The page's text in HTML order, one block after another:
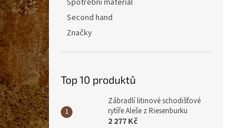
Spotřební materiál
Second hand
Značky
Top 10 produktů
Zábradlí litinové schodišťové
rytíře Aleše z Riesenburku
2 277 Kč